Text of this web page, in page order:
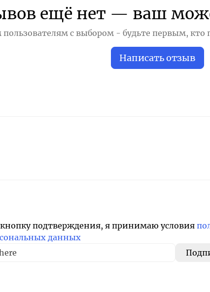
ещё нет — ваш
с выбором - будьте первым,
Написать отзыв
подтверждения, я принимаю условия
данных